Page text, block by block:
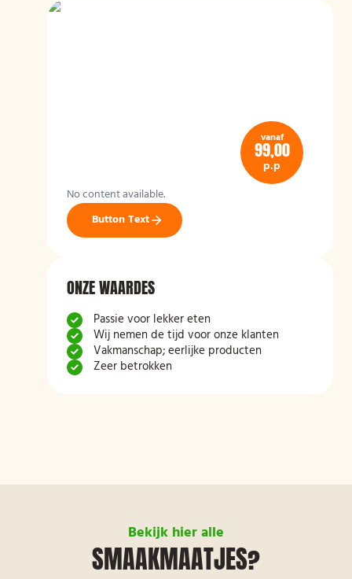
vanaf
99,00
p.p
No content available.
Button Text
ONZE WAARDES
Passie voor lekker eten
Wij nemen de tijd voor onze klanten
Vakmanschap; eerlijke producten
Zeer betrokken
Bekijk hier alle
SMAAKMAATJES?